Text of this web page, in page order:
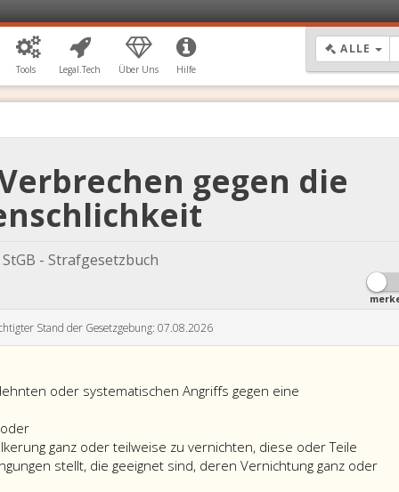
Tools Legal.Tech Über Uns Hilfe
ALLE
Verbrechen gegen die
StGB - Strafgesetzbuch
Stand der Gesetzgebung: 07.08.2026
oder systematischen Angriffs gegen eine
eine
Person
tötet
ganz oder teilweise zu vernichten, diese oder Teile
stellt, die geeignet sind, deren Vernichtung ganz oder